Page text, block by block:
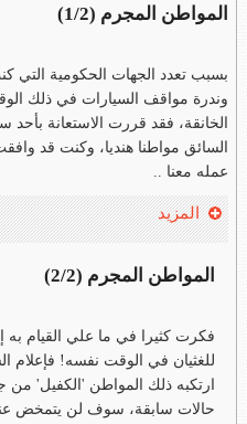
المواطن المجرم (1/2)
بسبب تعدد الجهات الحكومية التي
وندرة مواقف السيارات في ذلك
الخانقة، فقد قررت الاستعانة
السائق مواطنا هنديا، وكنت قد
عمله معنا ..
المزيد
المواطن المجرم (2/2)
فكرت كثيرا في ما علي القيام به
للغثيان في الوقت نفسه! فإعلام
ارتكبه ذلك المواطن 'الكفيل'
حالات سابقة، سوف لن يتمخض